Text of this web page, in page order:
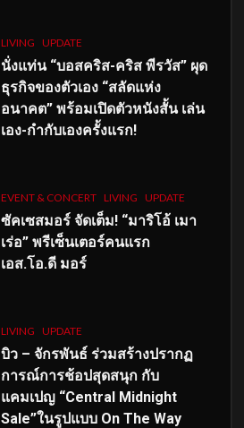
LIVING UPDATE
นั่งแท่น “บอสคริส-คริส พีรวัส” ผุด
ธุรกิจของตัวเอง “สลัดแห่ง
อนาคต” พร้อมเปิดตัวหนังสั้น เล่น
เอง-กำกับเองครั้งแรก!
EVENT & CONCERT LIVING UPDATE
ซัคเซสมอร์ จัดเต็ม! “มาริโอ้ เมา
เร่อ” พรีเซ็นเตอร์คนแรก
เอส.โอ.ดี มอร์
LIVING UPDATE
บิว – จักรพันธ์ ร่วมสร้างปรากฏ
การณ์การช้อปสุดสนุก กับ
แคมเปญ “Central Midnight
Sale”ในรูปแบบ On The Way